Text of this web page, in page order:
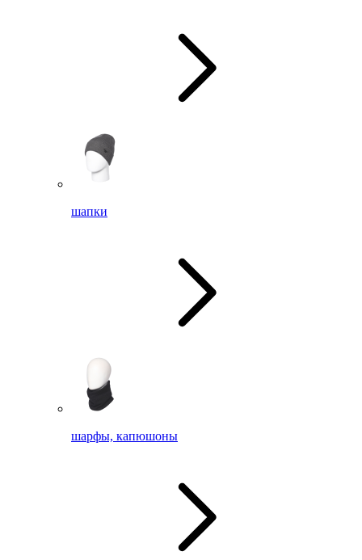
шапки
шарфы, капюшоны